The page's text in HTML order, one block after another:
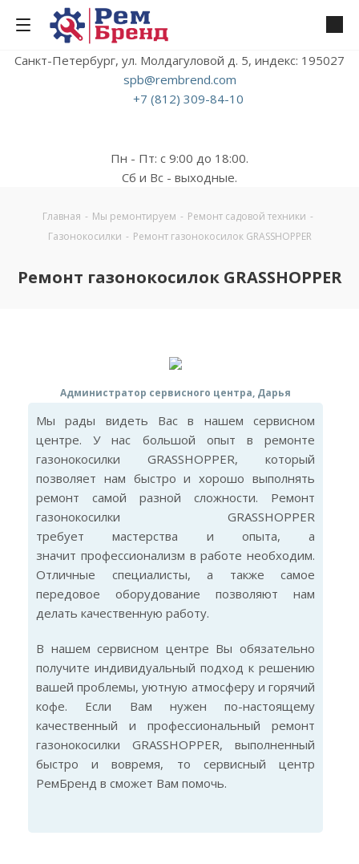
Санкт-Петербург, ул. Молдагуловой д. 5, индекс: 195027
spb@rembrend.com
+7 (812) 309-84-10
Пн - Пт: с 9:00 до 18:00.
Сб и Вс - выходные.
Главная - Мы ремонтируем - Ремонт садовой техники -
Газонокосилки - Ремонт газонокосилок GRASSHOPPER
Ремонт газонокосилок GRASSHOPPER
Администратор сервисного центра, Дарья
Мы рады видеть Вас в нашем сервисном
центре. У нас большой опыт в ремонте
газонокосилки GRASSHOPPER, который
позволяет нам быстро и хорошо выполнять
ремонт самой разной сложности. Ремонт
газонокосилки GRASSHOPPER
требует мастерства и опыта, а
значит профессионализм в работе необходим.
Отличные специалисты, а также самое
передовое оборудование позволяют нам
делать качественную работу.
В нашем сервисном центре Вы обязательно
получите индивидуальный подход к решению
вашей проблемы, уютную атмосферу и горячий
кофе. Если Вам нужен по-настоящему
качественный и профессиональный ремонт
газонокосилки GRASSHOPPER, выполненный
быстро и вовремя, то сервисный центр
РемБренд в сможет Вам помочь.